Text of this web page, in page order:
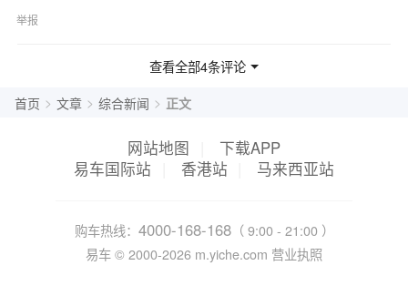
举报
查看全部4条评论
首页 > 文章 > 综合新闻 > 正文
网站地图
下载APP
易车国际站
香港站 马来西亚站
购车热线： 4000-168-168（ 9:00 - 21:00 ）
易车 © 2000-2026 m.yiche.com 营业执照